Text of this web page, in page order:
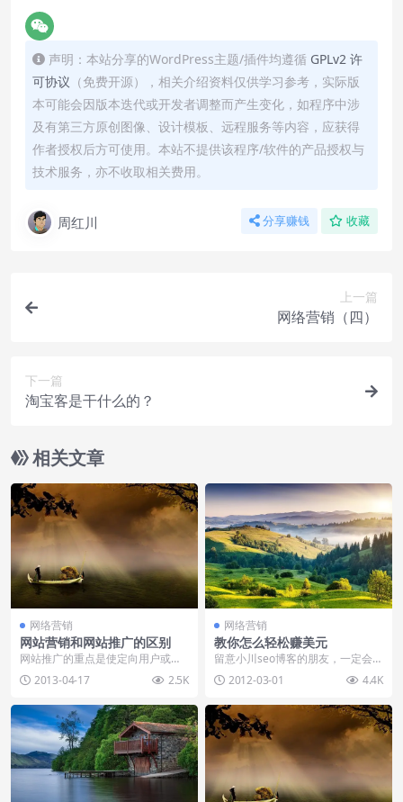
声明：本站分享的WordPress主题/插件均遵循 GPLv2 许
可协议 （免费开源），相关介绍资料仅供学习参考，实际版
本可能会因版本迭代或开发者调整而产生变化，如程序中涉
及有第三方原创图像、设计模板、远程服务等内容，应获得
作者授权后方可使用。本站不提供该程序/软件的产品授权与
技术服务，亦不收取相关费用。
周红川 分享赚钱 收藏
上一篇
网络营销（四）
下一篇
淘宝客是干什么的？
相关文章
网络营销
网站营销和网站推广的区别
网站推广的重点是使定向用户或是
潜在用户更好的了解并访问网站，
进而了解网站产品，为...
2013-04-17 2.5K
网络营销
教你怎么轻松赚美元
留意小川seo博客的朋友，一定会注
意到，小川的侧边栏多了一个Goog
le Ads...
2012-03-01 4.4K